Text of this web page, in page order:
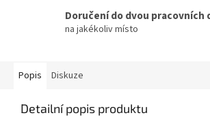
Doručení do dvou pracovních
na jakékoliv místo
Popis Diskuze
Detailní popis produktu